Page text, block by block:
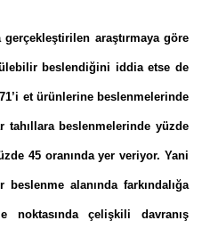
araştırmaya göre
beslendiğini iddia etse de
et ürünlerine beslenmelerinde
tahıllara beslenmelerinde yüzde
45 oranında yer veriyor. Yani
beslenme alanında farkındalığa
noktasında çelişkili davranış